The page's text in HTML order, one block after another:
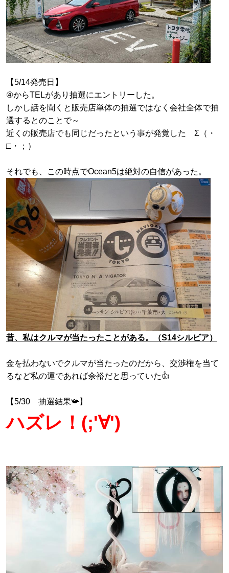
【5/14発売日】
④からTELがあり抽選にエントリーした。
しかし話を聞くと販売店単体の抽選ではなく会社全体で抽
選するとのことで～
近くの販売店でも同じだったという事が発覚した Σ（・
□・；）
それでも、この時点でOcean5は絶対の自信があった。
昔、私はクルマが当たったことがある。（S14シルビア）
金を払わないでクルマが当たったのだから、 交渉権を当て
るなど私の運であれば余裕だと思っていた👍
【5/30 抽選結果📯】
ハズレ！(;'∀')